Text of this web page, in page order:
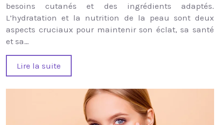
besoins cutanés et des ingrédients adaptés.
L’hydratation et la nutrition de la peau sont deux
aspects cruciaux pour maintenir son éclat, sa santé
et sa…
Lire la suite